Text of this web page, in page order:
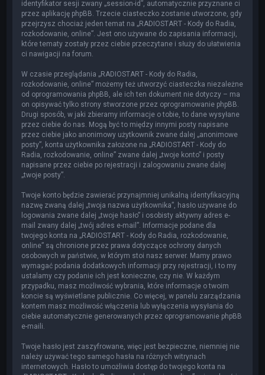
identyfikator sesji zwany „session-id”, automatycznie przyznane ci
przez aplikację phpBB. Trzecie ciasteczko zostanie utworzone, gdy
przejrzysz chociaż jeden temat na „RADIOSTART - Kody do Radia,
rozkodowanie, online”. Jest ono używane do zapisania informacji,
które tematy zostały przez ciebie przeczytane i służy do ułatwienia
ci nawigacji na forum.
W czasie przeglądania „RADIOSTART - Kody do Radia,
rozkodowanie, online” możemy też utworzyć ciasteczka niezależne
od oprogramowania phpBB, ale ich ten dokument nie dotyczy – ma
on opisywać tylko strony stworzone przez oprogramowanie phpBB.
Drugi sposób, w jaki zbieramy informacje o tobie, to dane wysyłane
przez ciebie do nas. Mogą być to między innymi posty napisane
przez ciebie jako anonimowy użytkownik zwane dalej „anonimowe
posty”, konta użytkownika założone na „RADIOSTART - Kody do
Radia, rozkodowanie, online” zwane dalej „twoje konto” i posty
napisane przez ciebie po rejestracji i zalogowaniu zwane dalej
„twoje posty”.
Twoje konto będzie zawierać przynajmniej unikalną identyfikacyjną
nazwę zwaną dalej „twoja nazwa użytkownika”, hasło używane do
logowania zwane dalej „twoje hasło” i osobisty aktywny adres e-
mail zwany dalej „twój adres e-mail”. Informacje podane dla
twojego konta na „RADIOSTART - Kody do Radia, rozkodowanie,
online” są chronione przez prawa dotyczące ochrony danych
osobowych w państwie, w którym stoi nasz serwer. Mamy prawo
wymagać podania dodatkowych informacji przy rejestracji, i to my
ustalamy czy podanie ich jest konieczne, czy nie. W każdym
przypadku, masz możliwość wybrania, które informacje o twoim
koncie są wyświetlane publicznie. Co więcej, w panelu zarządzania
kontem masz możliwość włączenia lub wyłączenia wysyłania do
ciebie automatycznie generowanych przez oprogramowanie phpBB
e-maili.
Twoje hasło jest zaszyfrowane, więc jest bezpieczne, niemniej nie
należy używać tego samego hasła na różnych witrynach
internetowych. Hasło to umożliwia dostęp do twojego konta na